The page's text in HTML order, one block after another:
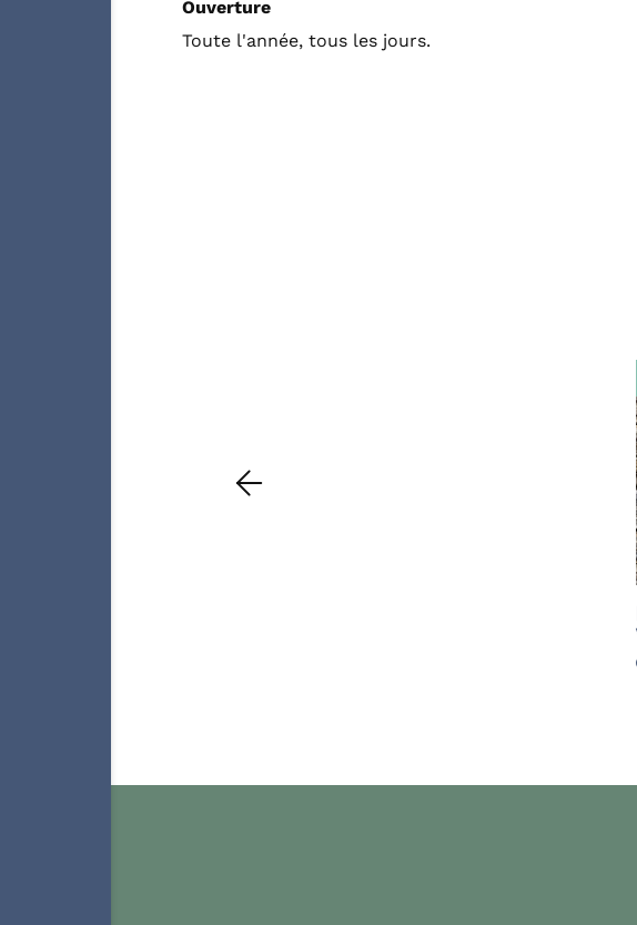
Ouverture
Toute l'année, tous les jours.